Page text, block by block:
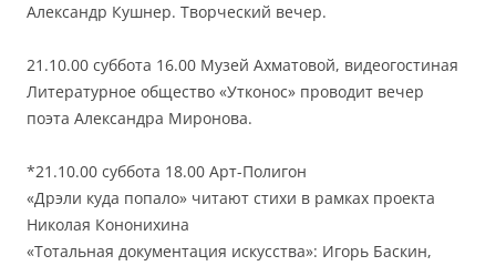
Александр Кушнер. Творческий вечер.
21.10.00 суббота 16.00 Музей Ахматовой, видеогостиная
Литературное общество «Утконос» проводит вечер
поэта Александра Миронова.
*21.10.00 суббота 18.00 Арт-Полигон
«Дрэли куда попало» читают стихи в рамках проекта
Николая Кононихина
«Тотальная документация искусства»: Игорь Баскин,